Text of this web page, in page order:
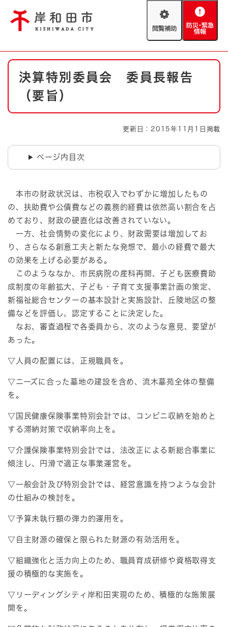
閲
助
防
緊
情
やさしい日本語
防災・緊急情報 救急・消防
ハザードマップ
本
決算特別委員会 委員長報告
（要旨）
更新日：2015年11月1日掲載
ページ内目次
本市の財政状況は、市税収入でわずかに増加したもの
の、扶助費や公債費などの義務的経費は依然高い割合を占
めており、財政の硬直化は改善されていない。
一方、社会情勢の変化により、財政需要は増加してお
り、さらなる創意工夫と新たな発想で、最小の経費で最大
の効果を上げる必要がある。
このようななか、市民病院の産科再開、子ども医療費助
成制度の年齢拡大、子ども・子育て支援事業計画の策定、
新福祉総合センターの基本設計と実施設計、丘陵地区の整
備などを評価し、認定することに決定した。
なお、審査過程で各委員から、次のような意見、要望が
あった。
▽人員の配置には、正規職員を。
▽ニーズに合った墓地の建設を含め、流木墓苑全体の整備
を。
▽国民健康保険事業特別会計では、コンビニ収納を始めと
する滞納対策で収納率向上を。
▽介護保険事業特別会計では、法改正による新総合事業に
傾注し、円滑で適正な事業運営を。
▽一般会計及び特別会計では、経営意識を持つような会計
の仕組みの検討を。
▽予算未執行額の弾力的運用を。
▽自主財源の確保と限られた財源の有効活用を。
▽組織強化と活力向上のため、職員育成研修や資格取得支
援の積極的な実施を。
▽リーディングシティ岸和田実現のため、積極的な施策展
開を。